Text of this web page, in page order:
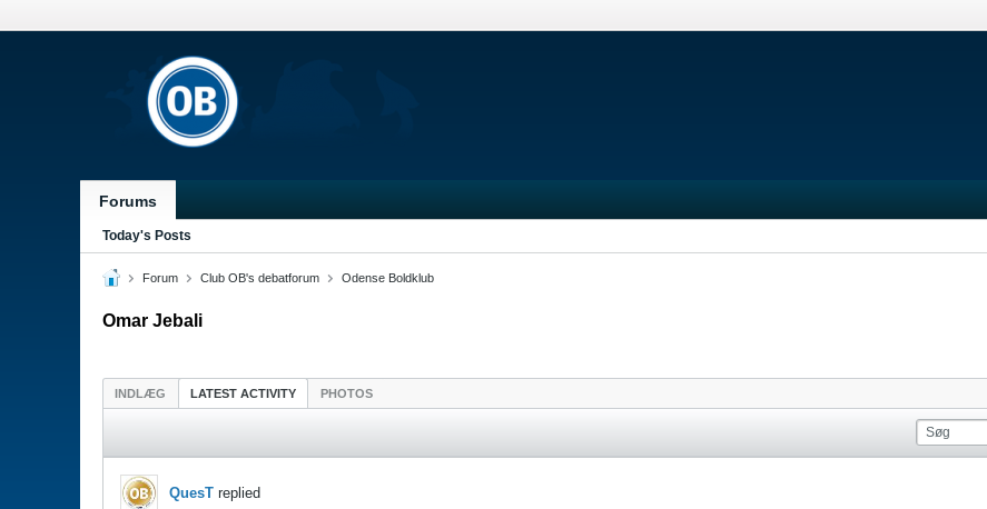
Forums
Today's Posts
Forum Club OB's debatforum Odense Boldklub
Omar Jebali
INDLÆG LATEST ACTIVITY PHOTOS
QuesT replied